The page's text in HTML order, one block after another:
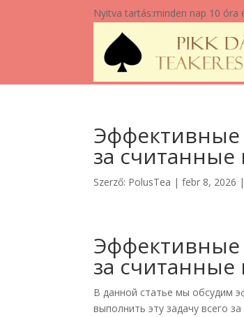
Nyitva tartás:minden nap 10 óra
Эффективные
за
Szerző: PolusTea |febr 8, 2026 |
Эффективные
за
В данной статье мы обсудим
выполнить эту задачу всего